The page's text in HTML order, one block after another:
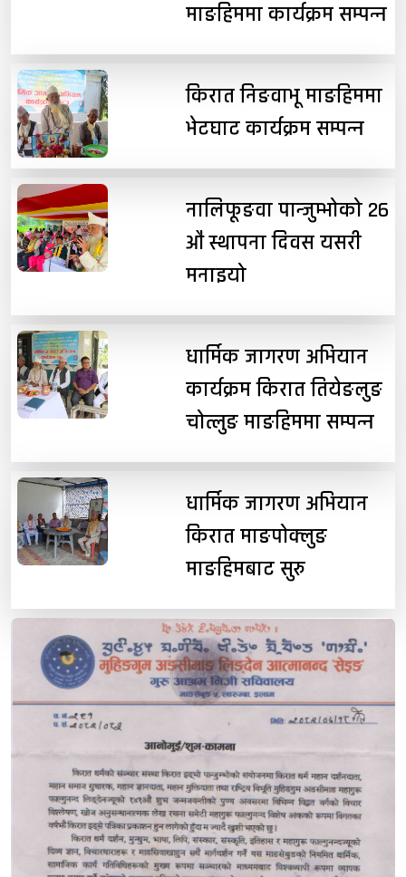
माङहिममा कार्यक्रम सम्पन्न
किरात निङवाभू माङहिममा
भेटघाट कार्यक्रम सम्पन्न
नालिफूङवा पान्जुम्भोको २६
औं स्थापना दिवस यसरी
मनाइयो
धार्मिक जागरण अभियान
कार्यक्रम किरात तियेङलुङ
चोत्लुङ माङहिममा सम्पन्न
धार्मिक जागरण अभियान
किरात माङपोक्लुङ
माङहिमबाट सुरु